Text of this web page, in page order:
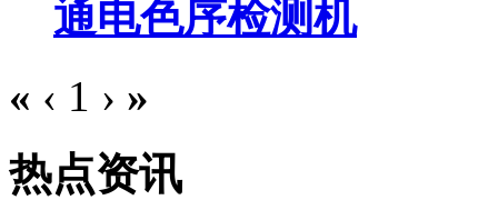
通电色序检测机
« ‹ 1 › »
热点资讯